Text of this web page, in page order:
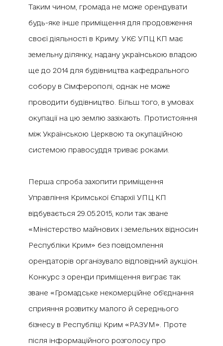
Таким чином, громада не може орендувати
будь-яке інше приміщення для продовження
своєї діяльності в Криму. УКЄ УПЦ КП має
земельну ділянку, надану українською владою
ще до 2014 для будівництва кафедрального
собору в Сімферополі, однак не може
проводити будівництво. Більш того, в умовах
окупації на цю землю зазіхають. Протистояння
між Українською Церквою та окупаційною
системою правосуддя триває роками.
Перша спроба захопити приміщення
Управління Кримської Єпархії УПЦ КП
відбувається 29.05.2015, коли так зване
«Міністерство майнових і земельних відносин
Республіки Крим» без повідомлення
орендаторів організувало відповідний аукціон.
Конкурс з оренди приміщення виграє так
зване «Громадське некомерційне об’єднання
сприяння розвитку малого й середнього
бізнесу в Республіці Крим «РАЗУМ». Проте
після інформаційного розголосу про